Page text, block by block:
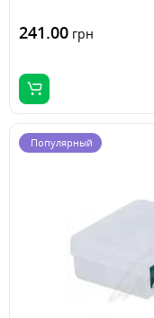
241.00 грн
Популярный